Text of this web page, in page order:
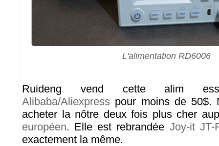
L'alimentation RD6006
Ruideng vend cette alim
Alibaba/Aliexpress pour moins de 50$.
acheter la nôtre deux fois plus cher
européen. Elle est rebrandée Joy-it JT-
exactement la même.